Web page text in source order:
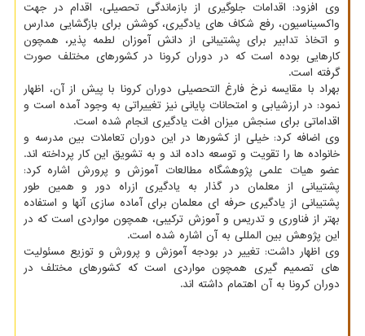
وی افزود: اقدامات جلوگیری از بازماندگی تحصیلی، اقدام در جهت
واکسیناسیون، رفع شکاف های یادگیری، کوشش برای بازگشایی مدارس
و اتخاذ تدابیر برای پشتیبانی از دانش آموزان لطمه پذیر، همچون
کارهایی بوده است که در دوران کرونا در کشورهای مختلف صورت
گرفته است.
بهراد با مقایسه نرخ فارغ التحصیلی دوران کرونا با پیش از آن، اظهار
نمود: در ارزشیابی و امتحانات پایانی نیز تغییراتی به وجود آمده است و
اقداماتی برای سنجش میزان افت یادگیری انجام شده است.
وی اضافه کرد: خیلی از کشورها در این دوران تعاملات بین مدرسه و
خانواده ها را تقویت و توسعه داده اند و به تشویق این کار پرداخته اند.
عضو هیات علمی پژوهشگاه مطالعات آموزش و پرورش اشاره کرد:
پشتیبانی از معلمان در گذار به یادگیری ازراه دور و همین طور
پشتیبانی از یادگیری حرفه ای معلمان برای آماده سازی آنها و استفاده
بهتر از فناوری و تدریس و آموزش ترکیبی، همچون مواردی است که در
این پژوهش بین المللی به آن اشاره شده است.
وی اظهار داشت: تغییر در بودجه آموزش و پرورش و توزیع مسئولیت
های تصمیم گیری همچون مواردی است که کشورهای مختلف در
دوران کرونا به آن اهتمام داشته اند.